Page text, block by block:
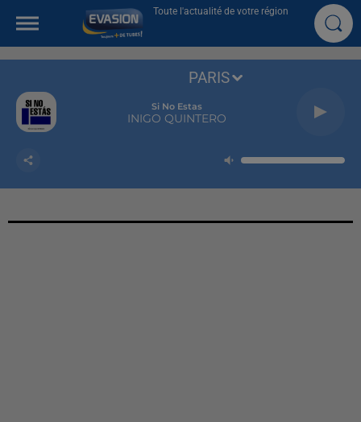
Toute l'actualité de votre région
Si No Estas
INIGO QUINTERO
PARIS